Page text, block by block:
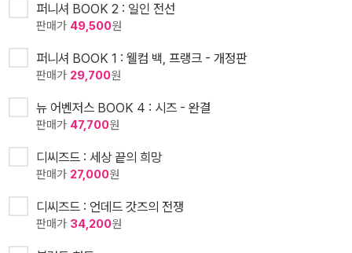
퍼니셔 BOOK 2 : 일인 전선
판매가 49,500원
퍼니셔 BOOK 1 : 웰컴 백, 프랭크 - 개정판
판매가 29,700원
뉴 어벤저스 BOOK 4 : 시즈 - 완결
판매가 47,700원
디씨즈드 : 세상 끝의 희망
판매가 27,000원
디씨즈드 : 언데드 갓즈의 전쟁
판매가 34,200원